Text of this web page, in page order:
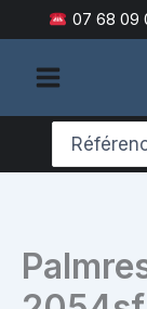
au
contenu
07 68 09
Search
for: